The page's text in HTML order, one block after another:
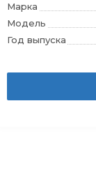
Марка
Модель
Год выпуска
Вес